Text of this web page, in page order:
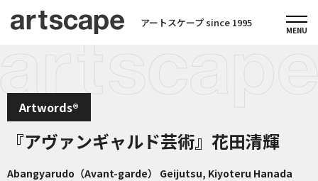
アートスケープ since 1995
Artwords®
『アヴァンギャルド芸術』花田清輝
Abangyarudo（Avant-garde） Geijutsu, Kiyoteru Hanada